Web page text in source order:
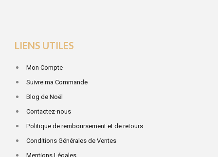
LIENS UTILES
Mon Compte
Suivre ma Commande
Blog de Noël
Contactez-nous
Politique de remboursement et de retours
Conditions Générales de Ventes